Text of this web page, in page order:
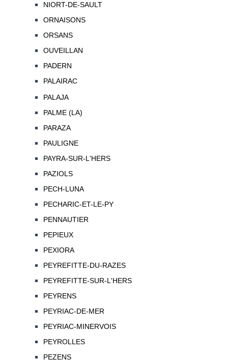
NIORT-DE-SAULT
ORNAISONS
ORSANS
OUVEILLAN
PADERN
PALAIRAC
PALAJA
PALME (LA)
PARAZA
PAULIGNE
PAYRA-SUR-L'HERS
PAZIOLS
PECH-LUNA
PECHARIC-ET-LE-PY
PENNAUTIER
PEPIEUX
PEXIORA
PEYREFITTE-DU-RAZES
PEYREFITTE-SUR-L'HERS
PEYRENS
PEYRIAC-DE-MER
PEYRIAC-MINERVOIS
PEYROLLES
PEZENS